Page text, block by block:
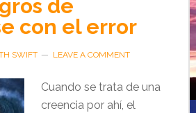
de
con el error
SWIFT LEAVE A COMMENT
Cuando se trata de una
creencia por ahí, el